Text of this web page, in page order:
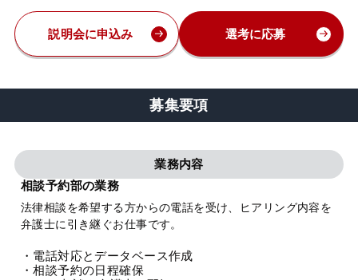
説明会に申込み 選考に応募
募集要項
業務内容
相談予約部の業務
法律相談を希望する方からの電話を受け、ヒアリング内容を
弁護士に引き継ぐお仕事です。
・電話対応とデータベース作成
・相談予約の日程確保
費用
特設サイト
相談先情報サイト